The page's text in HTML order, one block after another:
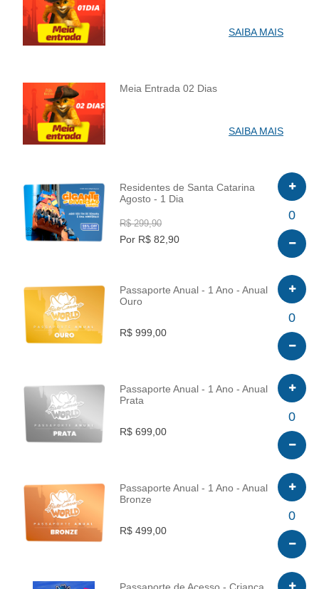
INFO
SAIBA MAIS
INFO
Meia Entrada 02 Dias
SAIBA MAIS
INFO
Residentes de Santa Catarina
Agosto - 1 Dia
R$ 299,90
Por R$ 82,90
0
INFO
Passaporte Anual - 1 Ano - Anual
Ouro
R$ 999,00
0
INFO
Passaporte Anual - 1 Ano - Anual
Prata
R$ 699,00
0
INFO
Passaporte Anual - 1 Ano - Anual
Bronze
R$ 499,00
0